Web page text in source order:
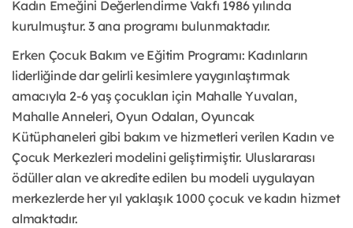
Kadın Emeğini Değerlendirme Vakfı 1986 yılında
kurulmuştur. 3 ana programı bulunmaktadır.
Erken Çocuk Bakım ve Eğitim Programı: Kadınların
liderliğinde dar gelirli kesimlere yaygınlaştırmak
amacıyla 2-6 yaş çocukları için Mahalle Yuvaları,
Mahalle Anneleri, Oyun Odaları, Oyuncak
Kütüphaneleri gibi bakım ve hizmetleri verilen Kadın ve
Çocuk Merkezleri modelini geliştirmiştir. Uluslararası
ödüller alan ve akredite edilen bu modeli uygulayan
merkezlerde her yıl yaklaşık 1000 çocuk ve kadın hizmet
almaktadır.